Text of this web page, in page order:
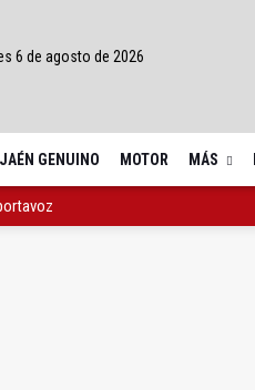
6 de agosto de 2026
JAÉN GENUINO MOTOR MÁS